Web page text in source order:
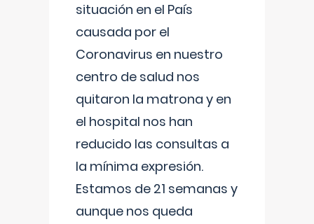
situación en el País
causada por el
Coronavirus en nuestro
centro de salud nos
quitaron la matrona y en
el hospital nos han
reducido las consultas a
la mínima expresión.
Estamos de 21 semanas y
aunque nos queda